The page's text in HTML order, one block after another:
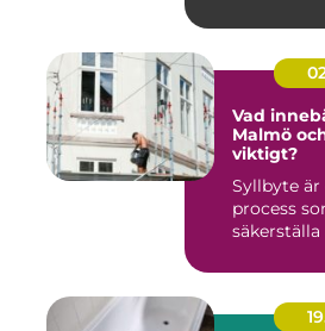
Vad
Malmö
viktigt?
Syllbyte
process
säkerställa